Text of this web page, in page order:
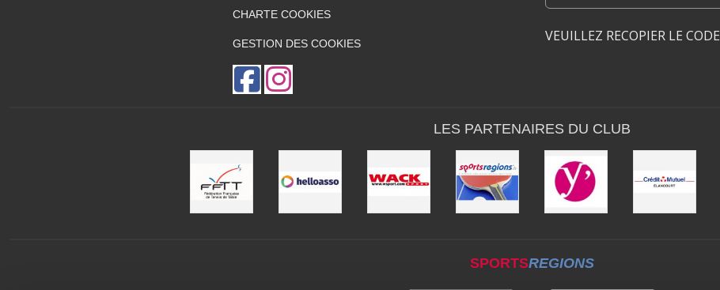
CHARTE COOKIES
GESTION DES COOKIES VEUILLEZ RECOPIER LE CODE
LES PARTENAIRES DU CLUB
SPORTSREGIONS